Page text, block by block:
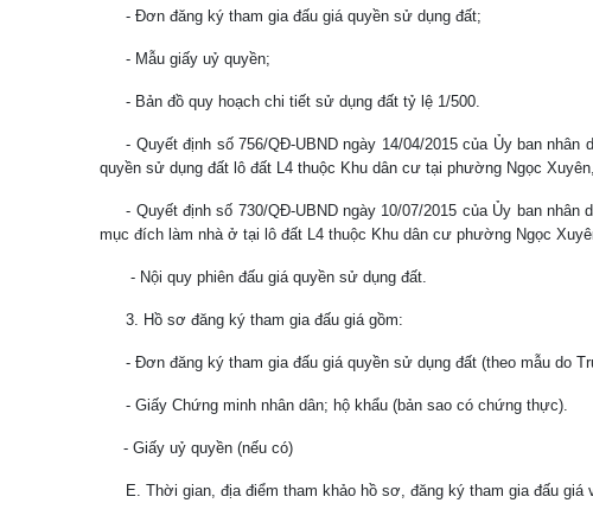
- Đơn đăng ký tham gia đấu giá quyền sử dụng đất;
- Mẫu giấy uỷ quyền;
- Bản đồ quy hoạch chi tiết sử dụng đất tỷ lệ 1/500.
- Quyết định số 756/QĐ-UBND ngày 14/04/2015 của Ủy ban
quyền sử dụng đất lô đất L4 thuộc Khu dân cư tại phường Ngọc
- Quyết định số 730/QĐ-UBND ngày 10/07/2015 của Ủy ban
mục đích làm nhà ở tại lô đất L4 thuộc Khu dân cư phường Ngọc
- Nội quy phiên đấu giá quyền sử dụng đất.
3. Hồ sơ đăng ký tham gia đấu giá gồm:
- Đơn đăng ký tham gia đấu giá quyền sử dụng đất (theo mẫu do
- Giấy Chứng minh nhân dân; hộ khẩu (bản sao có chứng thực).
- Giấy uỷ quyền (nếu có)
E. Thời gian, địa điểm tham khảo hồ sơ, đăng ký tham gia đấu giá